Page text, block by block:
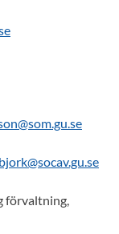
förvaltning,